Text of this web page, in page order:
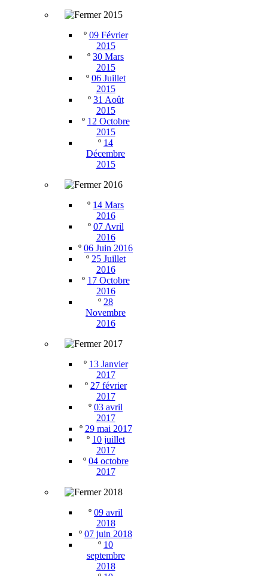
2015
º 09 Février
2015
º 30 Mars
2015
º 06 Juillet
2015
º 31 Août
2015
º 12 Octobre
2015
º 14
Décembre
2015
2016
º 14 Mars
2016
º 07 Avril
2016
º 06 Juin 2016
º 25 Juillet
2016
º 17 Octobre
2016
º 28
Novembre
2016
2017
º 13 Janvier
2017
º 27 février
2017
º 03 avril
2017
º 29 mai 2017
º 10 juillet
2017
º 04 octobre
2017
2018
º 09 avril
2018
º 07 juin 2018
º 10
septembre
2018